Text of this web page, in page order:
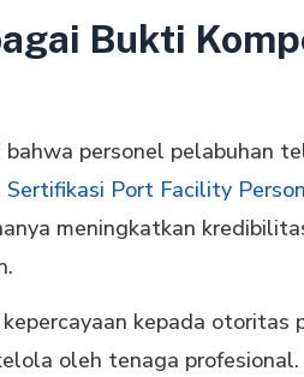
Bukti
personel pelabuhan
Sertifikasi Port Facility
meningkatkan
kepada otoritas
oleh tenaga